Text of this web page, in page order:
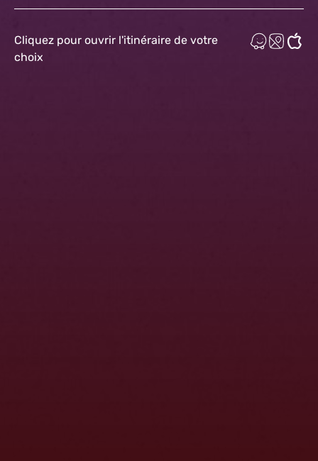
Cliquez pour ouvrir l'itinéraire de votre
choix